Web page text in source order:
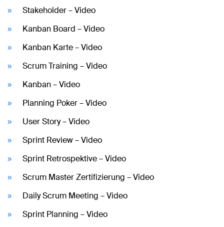
Stakeholder – Video
Kanban Board – Video
Kanban Karte – Video
Scrum Training – Video
Kanban – Video
Planning Poker – Video
User Story – Video
Sprint Review – Video
Sprint Retrospektive – Video
Scrum Master Zertifizierung – Video
Daily Scrum Meeting – Video
Sprint Planning – Video